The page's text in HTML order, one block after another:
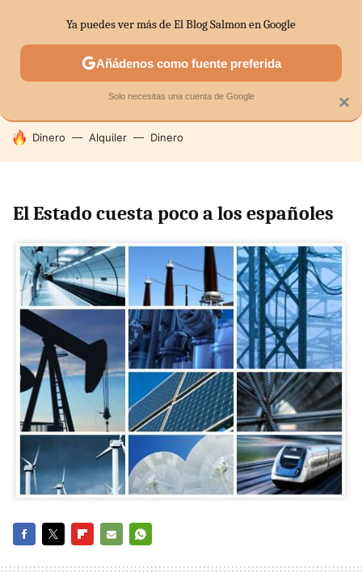
SECTORES ECONOMÍA DOMÉSTICA MERCADOS
HOY SE HABLA DE
Dinero Alquiler Dinero
El Estado cuesta poco a los españoles
×
Ya puedes ver más de El Blog Salmon en Google
Añádenos como fuente preferida
Solo necesitas una cuenta de Google